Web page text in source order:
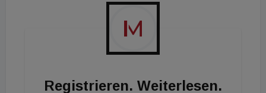
mit Ladecontrollern von Bosch & Shimano bestückt.
Sie sind außerdem mit Schuko-Steckdosen
ausgestattet. Vier Ladepunkte erlauben das
gleichzeitige Laden von bis zu vier E-Bikes. Die
mehrere Aufgaben: Sie überwacht das gesamte
Registrieren. Weiterlesen.